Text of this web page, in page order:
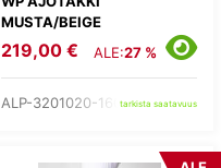
MUSTA/BEIGE
219,00 € ALE:27 %
ALP-3201020-1607-tarkista saatavuus